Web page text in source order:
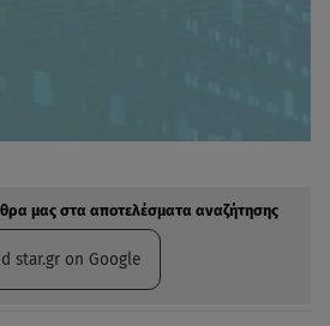
μας στα αποτελέσματα αναζήτησης
star.gr on Google